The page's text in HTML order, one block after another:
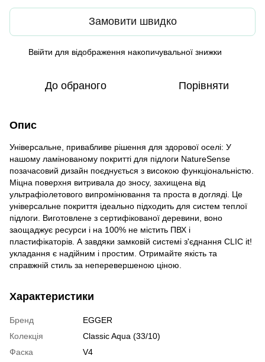
Замовити швидко
Ввійти для відображення накопичувальної знижки
До обраного Порівняти
Опис
Універсальне, привабливе рішення для здорової оселі: У
нашому ламінованому покритті для підлоги NatureSense
позачасовий дизайн поєднується з високою функціональністю.
Міцна поверхня витривала до зносу, захищена від
ультрафіолетового випромінювання та проста в догляді. Це
універсальне покриття ідеально підходить для систем теплої
підлоги. Виготовлене з сертифікованої деревини, воно
заощаджує ресурси і на 100% не містить ПВХ і
пластифікаторів. А завдяки замковій системі з'єднання CLIC it!
укладання є надійним і простим. Отримайте якість та
справжній стиль за неперевершеною ціною.
Характеристики
Бренд
EGGER
Колекція
Classic Aqua (33/10)
Фаска
V4